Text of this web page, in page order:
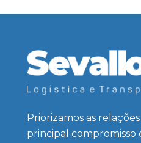
Priorizamos as
principal compromisso